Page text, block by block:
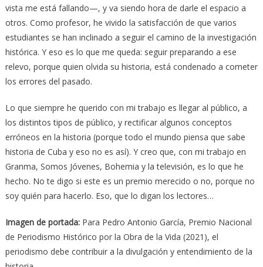
vista me está fallando—, y va siendo hora de darle el espacio a
otros. Como profesor, he vivido la satisfacción de que varios
estudiantes se han inclinado a seguir el camino de la investigación
histórica. Y eso es lo que me queda: seguir preparando a ese
relevo, porque quien olvida su historia, está condenado a cometer
los errores del pasado.
Lo que siempre he querido con mi trabajo es llegar al público, a
los distintos tipos de público, y rectificar algunos conceptos
erróneos en la historia (porque todo el mundo piensa que sabe
historia de Cuba y eso no es así). Y creo que, con mi trabajo en
Granma, Somos Jóvenes, Bohemia y la televisión, es lo que he
hecho. No te digo si este es un premio merecido o no, porque no
soy quién para hacerlo. Eso, que lo digan los lectores…
Imagen de portada:Para Pedro Antonio García, Premio Nacional
de Periodismo Histórico por la Obra de la Vida (2021), el
periodismo debe contribuir a la divulgación y entendimiento de la